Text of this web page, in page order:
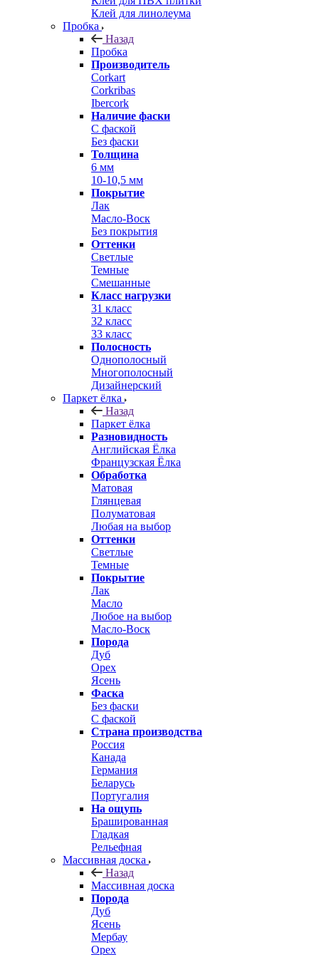
Клей для линолеума
Пробка
Назад
Пробка
Производитель
Corkart
Corkribas
Ibercork
Наличие фаски
С фаской
Без фаски
Толщина
6 мм
10-10,5 мм
Покрытие
Лак
Масло-Воск
Без покрытия
Оттенки
Светлые
Темные
Смешанные
Класс нагрузки
31 класс
32 класс
33 класс
Полосность
Однополосный
Многополосный
Дизайнерский
Паркет ёлка
Назад
Паркет ёлка
Разновидность
Английская Ёлка
Французская Ёлка
Обработка
Матовая
Глянцевая
Полуматовая
Любая на выбор
Оттенки
Светлые
Темные
Покрытие
Лак
Масло
Любое на выбор
Масло-Воск
Порода
Дуб
Орех
Ясень
Фаска
Без фаски
С фаской
Страна производства
Россия
Канада
Германия
Беларусь
Португалия
На ощупь
Брашированная
Гладкая
Рельефная
Массивная доска
Назад
Массивная доска
Порода
Дуб
Ясень
Мербау
Орех